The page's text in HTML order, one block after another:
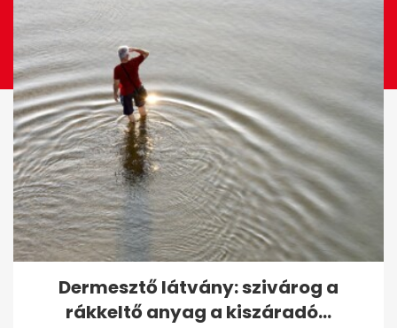
Orbán Viktor a bicepszét
mutogatta Németh Kristóffal
Dermesztő látvány: szivárog a
rákkeltő anyag a kiszáradó...